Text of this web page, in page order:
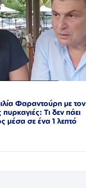
Φαραντούρη με τον
πυρκαγιές: Τι δεν πάει
μέσα σε ένα 1 λεπτό